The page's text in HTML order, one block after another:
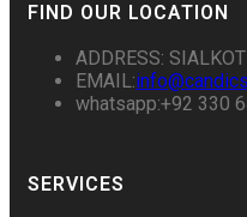
FIND OUR LOCATION
ADDRESS:
EMAIL:
whatsapp:+92 330
SERVICES